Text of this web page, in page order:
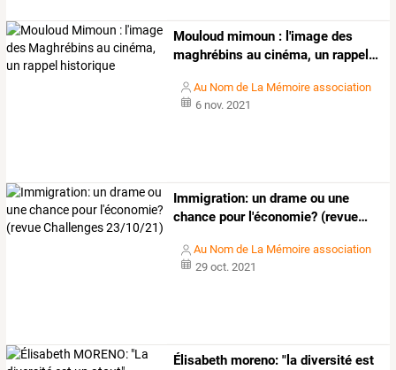
Mouloud mimoun : l'image des
maghrébins au cinéma, un rappel …
Au Nom de La Mémoire association
6 nov. 2021
Immigration: un drame ou une
chance pourl'économie? (revue…
Au Nom de La Mémoire association
29 oct. 2021
Élisabeth moreno: "la diversité est